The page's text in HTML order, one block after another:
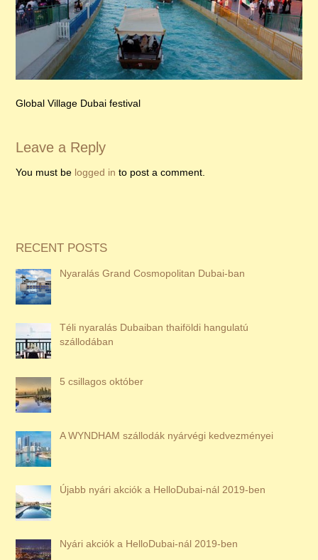
Global Village Dubai festival
Leave a Reply
You must be logged in to post a comment.
RECENT POSTS
Nyaralás Grand Cosmopolitan Dubai-ban
Téli nyaralás Dubaiban thaiföldi hangulatú
szállodában
5 csillagos október
A WYNDHAM szállodák nyárvégi kedvezményei
Újabb nyári akciók a HelloDubai-nál 2019-ben
Nyári akciók a HelloDubai-nál 2019-ben